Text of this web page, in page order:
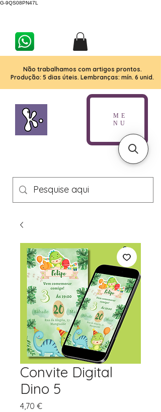
G-9QS08PN47L
Não trabalhamos com artigos prontos.
Produção: 5 dias úteis. Lembranças: mín. 6 unid.
ME
NU
Convite Digital
Dino 5
4,70 €Preço